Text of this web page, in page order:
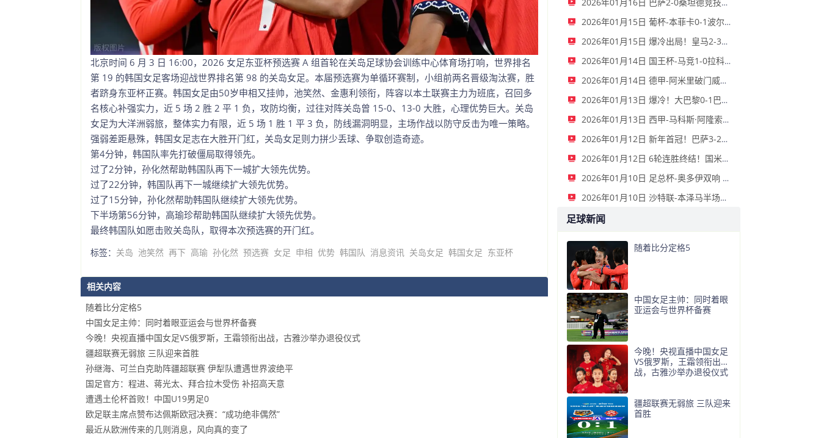
北京时间 6 月 3 日 16:00，2026 女足东亚杯预选赛 A 组首轮在关岛足球协会训练中心体育场打响，世界排名
第 19 的韩国女足客场迎战世界排名第 98 的关岛女足。本届预选赛为单循环赛制，小组前两名晋级淘汰赛，胜
者跻身东亚杯正赛。韩国女足由50岁申相又挂帅，池笑然、金惠利领衔，阵容以本土联赛主力为班底，召回多
名核心补强实力，近 5 场 2 胜 2 平 1 负，攻防均衡，过往对阵关岛曾 15-0、13-0 大胜，心理优势巨大。关岛
女足为大洋洲弱旅，整体实力有限，近 5 场 1 胜 1 平 3 负，防线漏洞明显，主场作战以防守反击为唯一策略。
强弱差距悬殊，韩国女足志在大胜开门红，关岛女足则力拼少丢球、争取创造奇迹。
第4分钟，韩国队率先打破僵局取得领先。
过了2分钟，孙化然帮助韩国队再下一城扩大领先优势。
过了22分钟，韩国队再下一城继续扩大领先优势。
过了15分钟，孙化然帮助韩国队继续扩大领先优势。
下半场第56分钟，高瑜珍帮助韩国队继续扩大领先优势。
最终韩国队如愿击败关岛队，取得本次预选赛的开门红。
标签： 关岛 池笑然 再下 高瑜 孙化然 预选赛 女足 申相 优势 韩国队 消息资讯 关岛女足 韩国女足 东亚杯
相关内容
随着比分定格5
中国女足主帅：同时着眼亚运会与世界杯备赛
今晚！央视直播中国女足VS俄罗斯，王霜领衔出战，古雅沙举办退役仪式
疆超联赛无弱旅 三队迎来首胜
孙继海、可兰白克助阵疆超联赛 伊犁队遭遇世界波绝平
国足官方：程进、蒋光太、拜合拉木受伤 补招高天意
遭遇土伦杯首败！中国U19男足0
欧足联主席点赞布达佩斯欧冠决赛：“成功绝非偶然”
最近从欧洲传来的几则消息，风向真的变了
2026年01月16日 巴萨2-0桑坦德竞技晋级国王杯八强 费兰单刀球破门亚马尔建功
2026年01月15日 葡杯-本菲卡0-1波尔图止步八强 贝德纳雷克制胜帕夫利季斯失良机
2026年01月15日 爆冷出局！皇马2-3遭西乙队阿尔瓦塞特补时绝杀 无缘国王杯8强
2026年01月14日 国王杯-马竞1-0拉科鲁尼亚 格列兹曼十分角任意球破门+远射中横梁
2026年01月14日 德甲-阿米里破门威德默建功 美因茨2-1海登海姆
2026年01月13日 爆冷！大巴黎0-1巴黎FC止步法国杯32强 登贝莱失单刀埃梅里中框
2026年01月13日 西甲-马科斯·阿隆索点射制胜 塞尔塔客场1-0塞维利亚
2026年01月12日 新年首冠！巴萨3-2皇马卫冕西超杯 拉菲尼亚双响维尼修斯一条龙
2026年01月12日 6轮连胜终结！国米2-2那不勒斯 麦克托米奈双响恰20点射孔蒂染红
2026年01月10日 足总杯-奥多伊双响 点球大战诺丁汉森林6-7雷克瑟姆
2026年01月10日 沙特联-本泽马半场戴帽 吉达联合4-0拉斯永恒
足球新闻
随着比分定格5
中国女足主帅：同时着眼
亚运会与世界杯备赛
今晚！央视直播中国女足
VS俄罗斯，王霜领衔出
战，古雅沙举办退役仪式
疆超联赛无弱旅 三队迎来
首胜